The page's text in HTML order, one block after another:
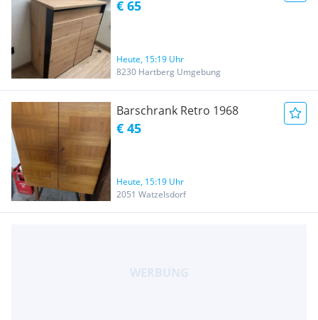
€ 65
Heute, 15:19 Uhr
8230 Hartberg Umgebung
Barschrank Retro 1968
€ 45
Heute, 15:19 Uhr
2051 Watzelsdorf